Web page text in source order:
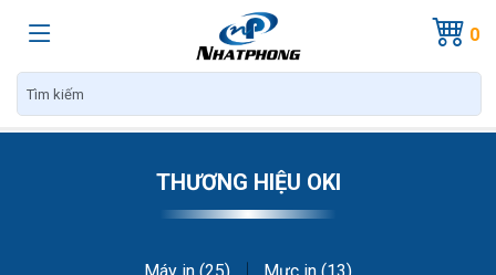
0
THƯƠNG HIỆU OKI